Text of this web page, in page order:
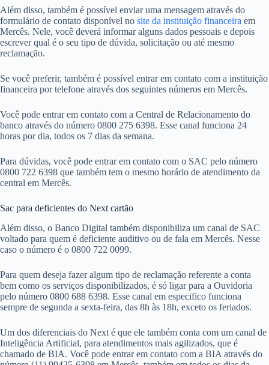
Além disso, também é possível enviar uma mensagem através do
formulário de contato disponível no site da instituição financeira em
Mercês. Nele, você deverá informar alguns dados pessoais e depois
escrever qual é o seu tipo de dúvida, solicitação ou até mesmo
reclamação.
Se você preferir, também é possível entrar em contato com a instituição
financeira por telefone através dos seguintes números em Mercês.
Você pode entrar em contato com a Central de Relacionamento do
banco através do número 0800 275 6398. Esse canal funciona 24
horas por dia, todos os 7 dias da semana.
Para dúvidas, você pode entrar em contato com o SAC pelo número
0800 722 6398 que também tem o mesmo horário de atendimento da
central em Mercês.
Sac para deficientes do Next cartão
Além disso, o Banco Digital também disponibiliza um canal de SAC
voltado para quem é deficiente auditivo ou de fala em Mercês. Nesse
caso o número é o 0800 722 0099.
Para quem deseja fazer algum tipo de reclamação referente a conta
bem como os serviços disponibilizados, é só ligar para a Ouvidoria
pelo número 0800 688 6398. Esse canal em especifico funciona
sempre de segunda a sexta-feira, das 8h às 18h, exceto os feriados.
Um dos diferenciais do Next é que ele também conta com um canal de
Inteligência Artificial, para atendimentos mais agilizados, que é
chamado de BIA. Você pode entrar em contato com a BIA através do